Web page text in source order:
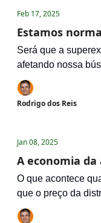
Feb 17, 2025
Estamos
Será que a
afetando nossa
Rodrigo dos Reis
Jan 08, 2025
A economia
O que acontece
que o preço da